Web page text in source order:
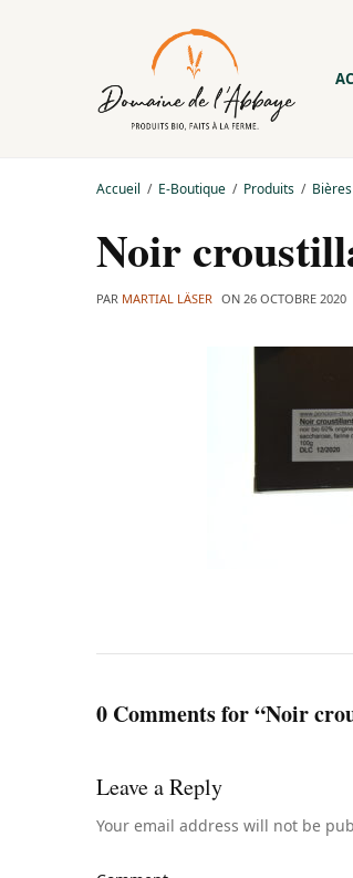
Accueil E-Boutique Produits
Noir
PAR MARTIAL LÄSER ON 26 OCTOBRE 2020
0 Comments for “Noir
Leave a Reply
Your email address will not be